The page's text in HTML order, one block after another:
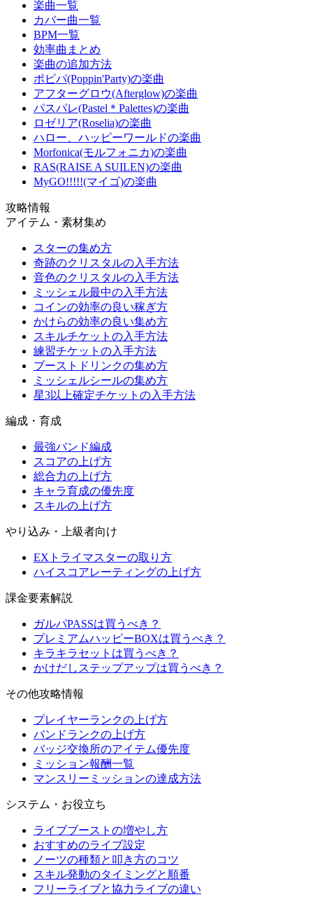
楽曲一覧
カバー曲一覧
BPM一覧
効率曲まとめ
楽曲の追加方法
ポピパ(Poppin'Party)の楽曲
アフターグロウ(Afterglow)の楽曲
パスパレ(Pastel＊Palettes)の楽曲
ロゼリア(Roselia)の楽曲
ハロー、ハッピーワールドの楽曲
Morfonica(モルフォニカ)の楽曲
RAS(RAISE A SUILEN)の楽曲
MyGO!!!!!(マイゴ)の楽曲
攻略情報
アイテム・素材集め
スターの集め方
奇跡のクリスタルの入手方法
音色のクリスタルの入手方法
ミッシェル最中の入手方法
コインの効率の良い稼ぎ方
かけらの効率の良い集め方
スキルチケットの入手方法
練習チケットの入手方法
ブーストドリンクの集め方
ミッシェルシールの集め方
星3以上確定チケットの入手方法
編成・育成
最強バンド編成
スコアの上げ方
総合力の上げ方
キャラ育成の優先度
スキルの上げ方
やり込み・上級者向け
EXトライマスターの取り方
ハイスコアレーティングの上げ方
課金要素解説
ガルパPASSは買うべき？
プレミアムハッピーBOXは買うべき？
キラキラセットは買うべき？
かけだしステップアップは買うべき？
その他攻略情報
プレイヤーランクの上げ方
バンドランクの上げ方
バッジ交換所のアイテム優先度
ミッション報酬一覧
マンスリーミッションの達成方法
システム・お役立ち
ライブブーストの増やし方
おすすめのライブ設定
ノーツの種類と叩き方のコツ
スキル発動のタイミングと順番
フリーライブと協力ライブの違い